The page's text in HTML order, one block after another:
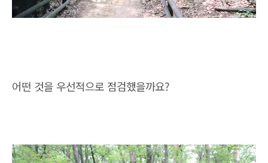
어떤 것을 우선적으로 점검했을까요?